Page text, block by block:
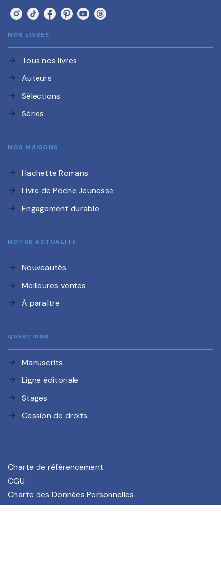
NOS LIVRES
arrow_forward Tous nos livres
arrow_forward Auteurs
arrow_forward Sélections
arrow_forward Séries
NOS MAISONS
arrow_forward Hachette Romans
arrow_forward Livre de Poche Jeunesse
arrow_forward Engagement durable
NOTRE ACTUALITÉ
arrow_forward Nouveautés
arrow_forward Meilleures ventes
arrow_forward À paraître
QUESTIONS
arrow_forward Manuscrits
arrow_forward Ligne éditoriale
arrow_forward Stages
arrow_forward Cession de droits
Charte de référencement
CGU
Charte des Données Personnelles